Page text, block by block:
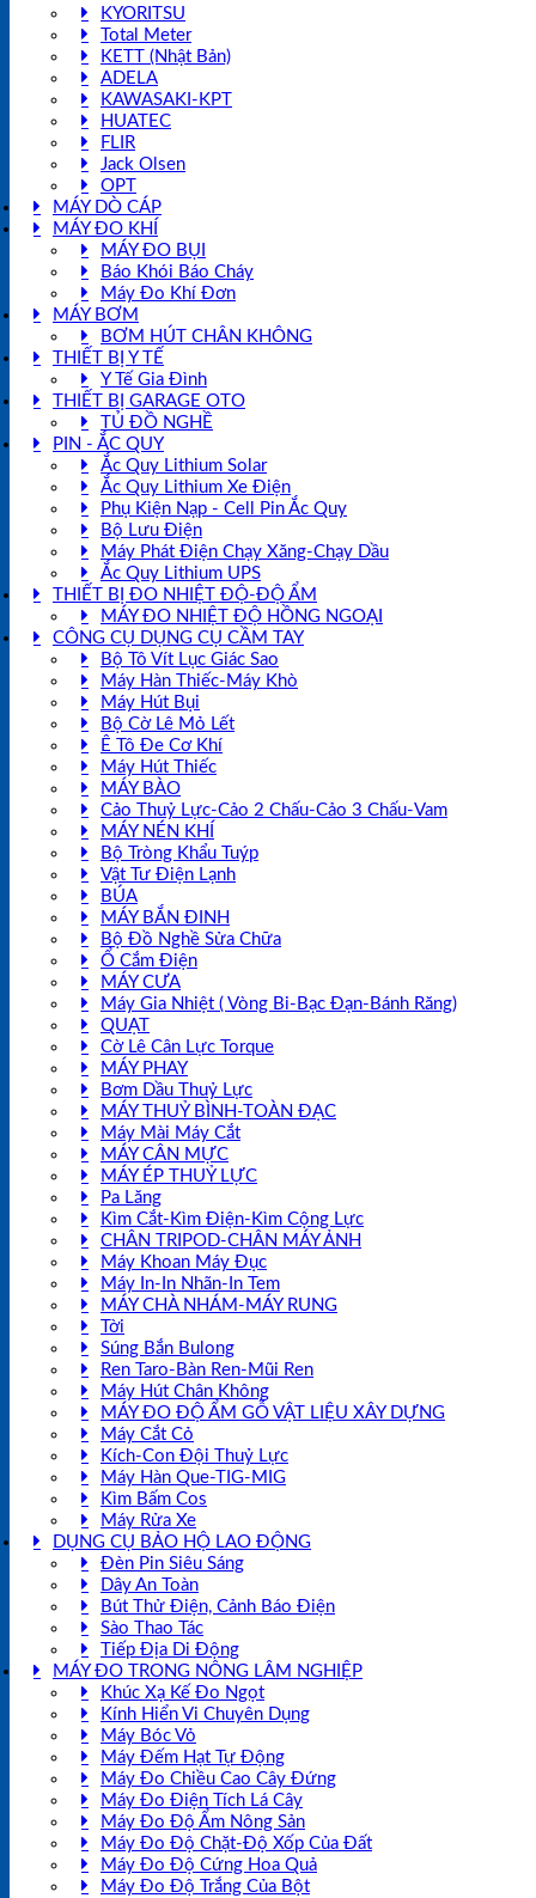
KYORITSU
Total Meter
KETT (Nhật Bản)
ADELA
KAWASAKI-KPT
HUATEC
FLIR
Jack Olsen
OPT
MÁY DÒ CÁP
MÁY ĐO KHÍ
MÁY ĐO BỤI
Báo Khói Báo Cháy
Máy Đo Khí Đơn
MÁY BƠM
BƠM HÚT CHÂN KHÔNG
THIẾT BỊ Y TẾ
Y Tế Gia Đình
THIẾT BỊ GARAGE OTO
TỦ ĐỒ NGHỀ
PIN - ẮC QUY
Ắc Quy Lithium Solar
Ắc Quy Lithium Xe Điện
Phụ Kiện Nạp - Cell Pin Ắc Quy
Bộ Lưu Điện
Máy Phát Điện Chạy Xăng-Chạy Dầu
Ắc Quy Lithium UPS
THIẾT BỊ ĐO NHIỆT ĐỘ-ĐỘ ẨM
MÁY ĐO NHIỆT ĐỘ HỒNG NGOẠI
CÔNG CỤ DỤNG CỤ CẦM TAY
Bộ Tô Vít Lục Giác Sao
Máy Hàn Thiếc-Máy Khò
Máy Hút Bụi
Bộ Cờ Lê Mỏ Lết
Ê Tô Đe Cơ Khí
Máy Hút Thiếc
MÁY BÀO
Cảo Thuỷ Lực-Cảo 2 Chấu-Cảo 3 Chấu-Vam
MÁY NÉN KHÍ
Bộ Tròng Khẩu Tuýp
Vật Tư Điện Lạnh
BÚA
MÁY BẮN ĐINH
Bộ Đồ Nghề Sửa Chữa
Ổ Cắm Điện
MÁY CƯA
Máy Gia Nhiệt ( Vòng Bi-Bạc Đạn-Bánh Răng)
QUẠT
Cờ Lê Cân Lực Torque
MÁY PHAY
Bơm Dầu Thuỷ Lực
MÁY THUỶ BÌNH-TOÀN ĐẠC
Máy Mài Máy Cắt
MÁY CÂN MỰC
MÁY ÉP THUỶ LỰC
Pa Lăng
Kìm Cắt-Kìm Điện-Kìm Cộng Lực
CHÂN TRIPOD-CHÂN MÁY ẢNH
Máy Khoan Máy Đục
Máy In-In Nhãn-In Tem
MÁY CHÀ NHÁM-MÁY RUNG
Tời
Súng Bắn Bulong
Ren Taro-Bàn Ren-Mũi Ren
Máy Hút Chân Không
MÁY ĐO ĐỘ ẨM GỖ VẬT LIỆU XÂY DỰNG
Máy Cắt Cỏ
Kích-Con Đội Thuỷ Lực
Máy Hàn Que-TIG-MIG
Kìm Bấm Cos
Máy Rửa Xe
DỤNG CỤ BẢO HỘ LAO ĐỘNG
Đèn Pin Siêu Sáng
Dây An Toàn
Bút Thử Điện, Cảnh Báo Điện
Sào Thao Tác
Tiếp Địa Di Động
MÁY ĐO TRONG NÔNG LÂM NGHIỆP
Khúc Xạ Kế Đo Ngọt
Kính Hiển Vi Chuyên Dụng
Máy Bóc Vỏ
Máy Đếm Hạt Tự Động
Máy Đo Chiều Cao Cây Đứng
Máy Đo Điện Tích Lá Cây
Máy Đo Độ Ẩm Nông Sản
Máy Đo Độ Chặt-Độ Xốp Của Đất
Máy Đo Độ Cứng Hoa Quả
Máy Đo Độ Trắng Của Bột